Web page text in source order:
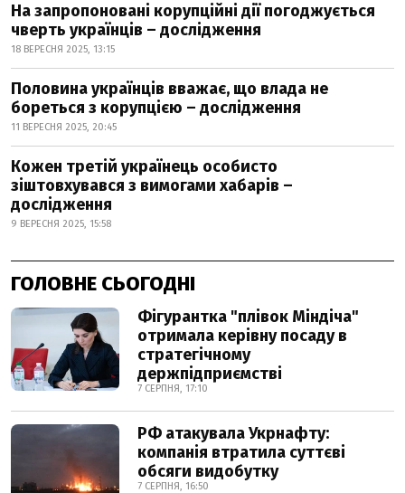
На запропоновані корупційні дії погоджується
чверть українців – дослідження
18 ВЕРЕСНЯ 2025, 13:15
Половина українців вважає, що влада не
бореться з корупцією – дослідження
11 ВЕРЕСНЯ 2025, 20:45
Кожен третій українець особисто
зіштовхувався з вимогами хабарів –
дослідження
9 ВЕРЕСНЯ 2025, 15:58
ГОЛОВНЕ СЬОГОДНІ
Фігурантка "плівок Міндіча"
отримала керівну посаду в
стратегічному
держпідприємстві
7 СЕРПНЯ, 17:10
РФ атакувала Укрнафту:
компанія втратила суттєві
обсяги видобутку
7 СЕРПНЯ, 16:50